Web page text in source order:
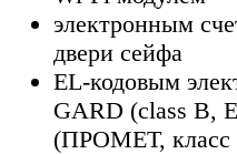
электронным
двери сейфа
EL-кодовым
GARD (class B,
(ПРОМЕТ,